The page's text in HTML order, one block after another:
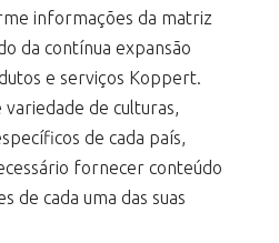
informações da matriz
da contínua expansão
e serviços Koppert.
de culturas,
de cada país,
fornecer conteúdo
de cada uma das suas